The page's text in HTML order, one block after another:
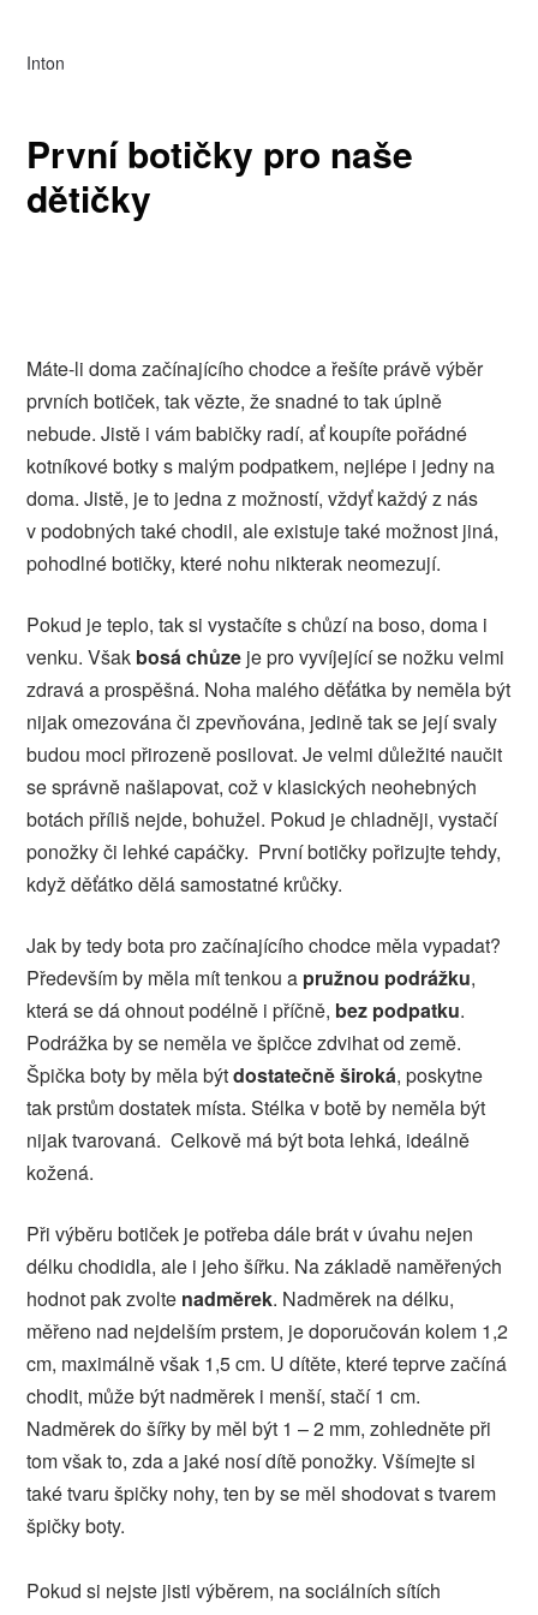
Inton
První botičky pro naše
dětičky
Máte-li doma začínajícího chodce a řešíte právě výběr
prvních botiček, tak vězte, že snadné to tak úplně
nebude. Jistě i vám babičky radí, ať koupíte pořádné
kotníkové botky s malým podpatkem, nejlépe i jedny na
doma. Jistě, je to jedna z možností, vždyť každý z nás
v podobných také chodil, ale existuje také možnost jiná,
pohodlné botičky, které nohu nikterak neomezují.
Pokud je teplo, tak si vystačíte s chůzí na boso, doma i
venku. Však bosá chůze je pro vyvíjející se nožku velmi
zdravá a prospěšná. Noha malého děťátka by neměla být
nijak omezována či zpevňována, jedině tak se její svaly
budou moci přirozeně posilovat. Je velmi důležité naučit
se správně našlapovat, což v klasických neohebných
botách příliš nejde, bohužel. Pokud je chladněji, vystačí
ponožky či lehké capáčky. První botičky pořizujte tehdy,
když děťátko dělá samostatné krůčky.
Jak by tedy bota pro začínajícího chodce měla vypadat?
Především by měla mít tenkou a pružnou podrážku,
která se dá ohnout podélně i příčně, bez podpatku.
Podrážka by se neměla ve špičce zdvihat od země.
Špička boty by měla býtdostatečně široká, poskytne
tak prstům dostatek místa. Stélka v botě by neměla být
nijak tvarovaná. Celkově má být bota lehká, ideálně
kožená.
Při výběru botiček je potřeba dále brát v úvahu nejen
délku chodidla, ale i jeho šířku. Na základě naměřených
hodnot pak zvolte nadměrek. Nadměrek na délku,
měřeno nad nejdelším prstem, je doporučován kolem 1,2
cm, maximálně však 1,5 cm. U dítěte, které teprve začíná
chodit, může být nadměrek i menší, stačí 1 cm.
Nadměrek do šířky by měl být 1 – 2 mm, zohledněte při
tom však to, zda a jaké nosí dítě ponožky. Všímejte si
také tvaru špičky nohy, ten by se měl shodovat s tvarem
špičky boty.
Pokud si nejste jisti výběrem, na sociálních sítích